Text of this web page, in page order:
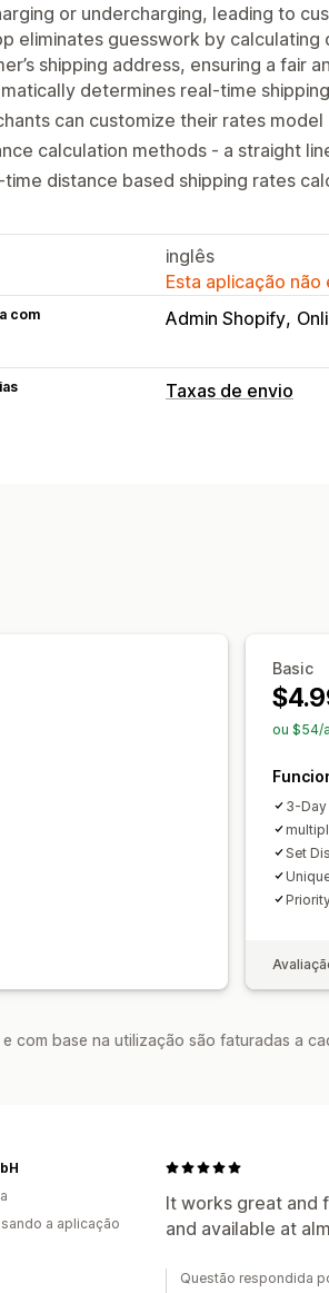
or undercharging, leading to
eliminates guesswork by
shipping address, ensuring a fair
determines real-time
can customize their rates
calculation methods - a straight
time distance based shipping rates
inglês
Esta aplicação
com Admin Shopify
Taxas de envio
Basic
ou $54/
3-Day
Set
com base na utilização são faturadas a
It works great and
and available at
a aplicação
Questão respondida